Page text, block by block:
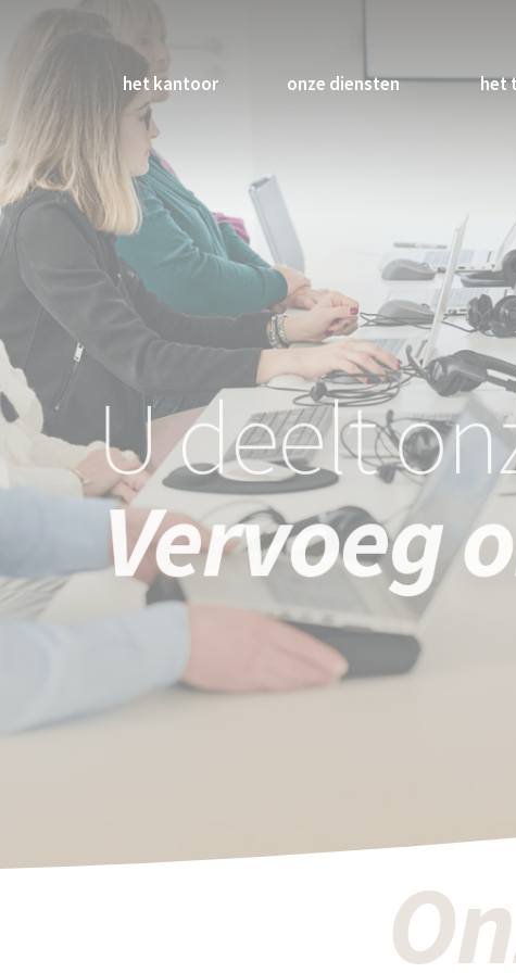
het kantoor onze diensten het
U deelt
Vervoeg